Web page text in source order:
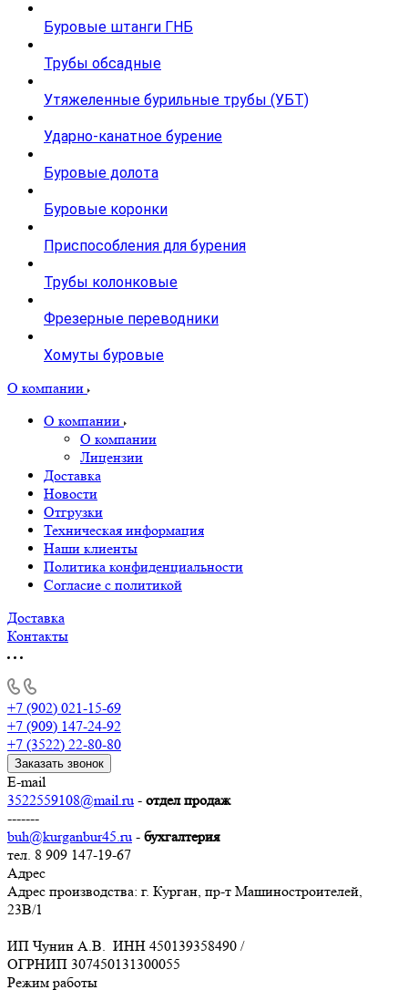
Буровые штанги ГНБ
Трубы обсадные
Утяжеленные бурильные трубы (УБТ)
Ударно-канатное бурение
Буровые долота
Буровые коронки
Приспособления для бурения
Трубы колонковые
Фрезерные переводники
Хомуты буровые
О компании
О компании
О компании
Лицензии
Доставка
Новости
Отгрузки
Техническая информация
Наши клиенты
Политика конфиденциальности
Согласие с политикой
Доставка
Контакты
+7 (902) 021-15-69
+7 (909) 147-24-92
+7 (3522) 22-80-80
Заказать звонок
E-mail
3522559108@mail.ru - отдел продаж
-------
buh@kurganbur45.ru - бухгалтерия
тел. 8 909 147-19-67
Адрес
Адрес производства: г. Курган, пр-т Машиностроителей,
23В/1
ИП Чунин А.В. ИНН 450139358490 /
ОГРНИП 307450131300055
Режим работы